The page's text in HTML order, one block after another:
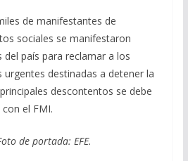
de manifestantes de
sociales se manifestaron
del país para reclamar a los
urgentes destinadas a detener la
descontentos se debe
el FMI.
de portada: EFE.